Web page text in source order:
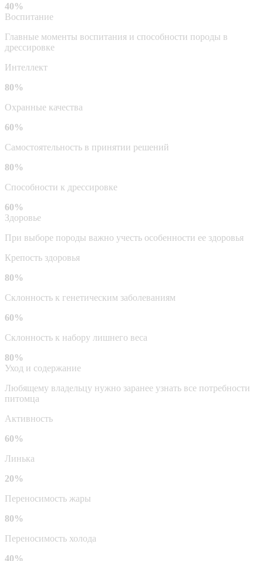
40%
Воспитание
Главные моменты воспитания и способности породы в
дрессировке
Интеллект
80%
Охранные качества
60%
Самостоятельность в принятии решений
80%
Способности к дрессировке
60%
Здоровье
При выборе породы важно учесть особенности ее здоровья
Крепость здоровья
80%
Склонность к генетическим заболеваниям
60%
Склонность к набору лишнего веса
80%
Уход и содержание
Любящему владельцу нужно заранее узнать все потребности
питомца
Активность
60%
Линька
20%
Переносимость жары
80%
Переносимость холода
40%